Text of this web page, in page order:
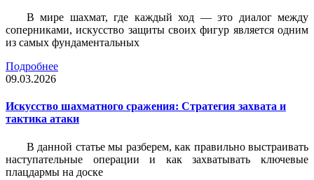
В мире шахмат, где каждый ход — это диалог между
соперниками, искусство защиты своих фигур является одним
из самых фундаментальных
Подробнее
09.03.2026
Искусство шахматного сражения: Стратегия захвата и
тактика атаки
В данной статье мы разберем, как правильно выстраивать
наступательные операции и как захватывать ключевые
плацдармы на доске